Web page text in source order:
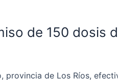
de 150 dosis
de Los Ríos,